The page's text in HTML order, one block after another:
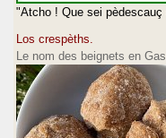
"Atcho ! Que sei
Los crespèths.
Le nom des beignets en